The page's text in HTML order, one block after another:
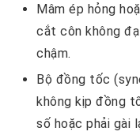
Mâm ép hỏng
cắt côn không
chậm.
Bộ đồng tốc
không kịp đồng
số hoặc phải gài